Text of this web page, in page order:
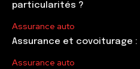
particularités ?
Assurance auto
Assurance et covoiturage
Assurance auto